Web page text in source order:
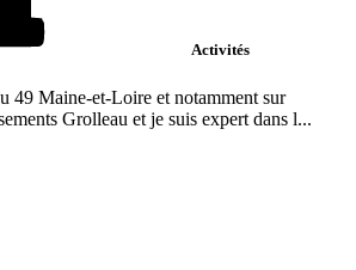
Activités
49 Maine-et-Loire et notamment sur
Grolleau et je suis expert dans l...